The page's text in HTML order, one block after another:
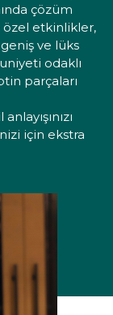
çözüm
etkinlikler,
ve lüks
odaklı
parçaları
için ekstra